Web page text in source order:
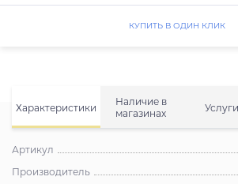
Характеристики
Наличие в
магазинах
Услуги
Артикул
Производитель
КУПИТЬ В ОДИН КЛИК